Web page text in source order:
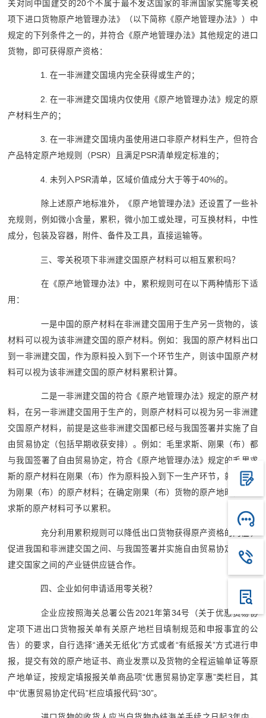
关对同中国建交的20个不属于最不发达国家的非洲国家实施零关税
项下进口货物原产地管理办法》（以下简称《原产地管理办法》）中
规定的下列条件之一的，并符合《原产地管理办法》其他规定的进口
货物，即可获得原产资格：
1. 在一非洲建交国境内完全获得或生产的；
2. 在一非洲建交国境内仅使用《原产地管理办法》规定的原
产材料生产的；
3. 在一非洲建交国境内虽使用进口非原产材料生产，但符合
产品特定原产地规则（PSR）且满足PSR清单规定标准的；
4. 未列入PSR清单，区域价值成分大于等于40%的。
除上述原产地标准外，《原产地管理办法》还设置了一些补
充规则，例如微小含量，累积，微小加工或处理，可互换材料，中性
成分，包装及容器，附件、备件及工具，直接运输等。
三、零关税项下非洲建交国原产材料可以相互累积吗？
在《原产地管理办法》中，累积规则可在以下两种情形下适
用：
一是中国的原产材料在非洲建交国用于生产另一货物的，该
材料可以视为该非洲建交国的原产材料。例如：我国的原产材料出口
到一非洲建交国，作为原料投入到下一个环节生产，则该中国原产材
料可以视为该非洲建交国的原产材料累积计算。
二是一非洲建交国的符合《原产地管理办法》规定的原产材
料，在另一非洲建交国用于生产的，则原产材料可以视为另一非洲建
交国原产材料，前提是这些非洲建交国都已经与我国签署并实施了自
由贸易协定（包括早期收获安排）。例如：毛里求斯、刚果（布）都
与我国签署了自由贸易协定，符合《原产地管理办法》规定的毛里求
斯的原产材料在刚果（布）作为原料投入到下一生产环节，就可以视
为刚果（布）的原产材料；在确定刚果（布）货物的原产地时，毛里
求斯的原产材料可予以累积。
充分利用累积规则可以降低出口货物获得原产资格的门槛，
促进我国和非洲建交国之间、与我国签署并实施自由贸易协定的非洲
建交国家之间的产业链供应链合作。
四、企业如何申请适用零关税？
企业应按照海关总署公告2021年第34号（关于优惠贸易协
定项下进出口货物报关单有关原产地栏目填制规范和申报事宜的公
告）的要求，自行选择“通关无纸化”方式或者“有纸报关”方式进行申
报，提交有效的原产地证书、商业发票以及货物的全程运输单证等原
产地单证，按规定填报报关单商品项“优惠贸易协定享惠”类栏目，其
中“优惠贸易协定代码”栏应填报代码“30”。